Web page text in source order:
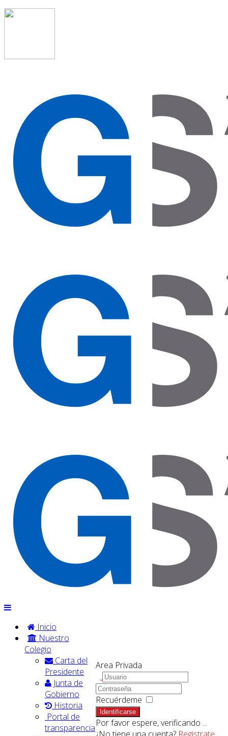
Area Privada
Recuérdeme
Identificarse
Por favor espere, verificando ...
Inicio
Nuestro
Colegio
Carta del
Presidente
Junta de
Gobierno
Historia
Portal de
transparencia